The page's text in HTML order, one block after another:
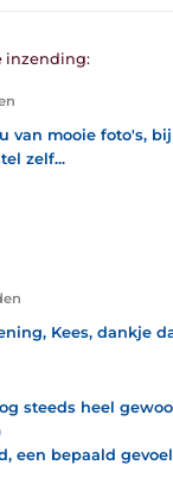
inzending:
van mooie foto's,
zelf...
Kees, dankje
steeds heel
een bepaald